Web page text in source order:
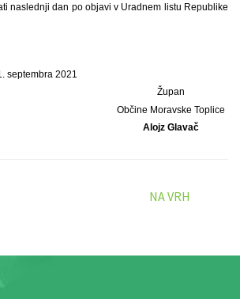
naslednji dan po objavi v Uradnem listu Republike
septembra 2021
Župan
Občine Moravske Toplice
Alojz Glavač
NA VRH